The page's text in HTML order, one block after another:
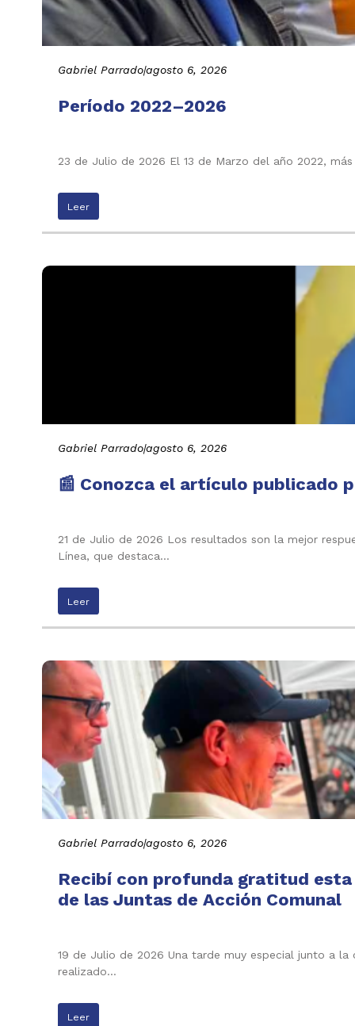
Gabriel Parrado|agosto 6, 2026
Período 2022–2026
23 de Julio de 2026 El 13 de Marzo del año 2022,
Leer
Gabriel Parrado|agosto 6, 2026
📰 Conozca el artículo publicado
21 de Julio de 2026 Los resultados son la mejor
Línea, que destaca…
Leer
Gabriel Parrado|agosto 6, 2026
Recibí con profunda gratitud
de las Juntas de Acción Comunal
19 de Julio de 2026 Una tarde muy especial junto a
realizado…
Leer